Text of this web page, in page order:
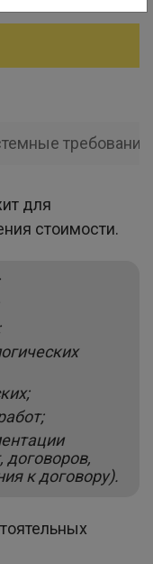
требования
для
стоимости.
договоров,
к договору).